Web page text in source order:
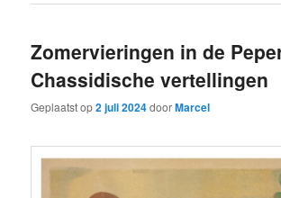
Zomervieringen in de
Chassidische vertellingen
Geplaatst op2 juli 2024doorMarcel